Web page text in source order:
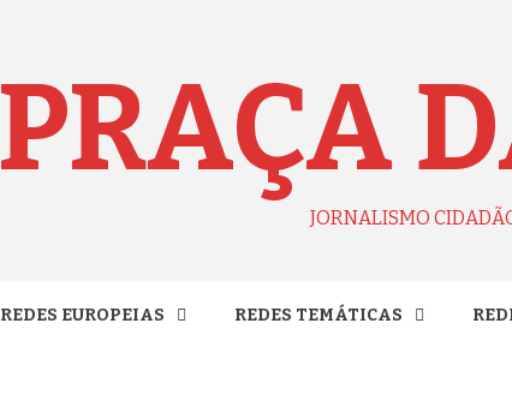
PRAÇA
JORNALISMO
REDES EUROPEIAS REDES TEMÁTICAS